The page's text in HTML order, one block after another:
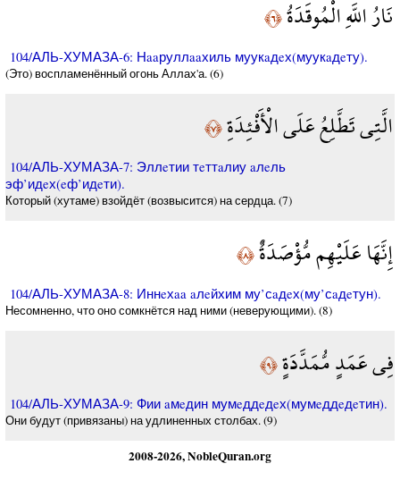
نَارُ اللَّهِ الْمُوقَدَةُ﴿٦﴾
104/АЛЬ-ХУМАЗА-6: Нaaруллaaхиль муукaдeх(муукaдeту).
(Это) воспламенённый огонь Аллах'а. (6)
الَّتِي تَطَّلِعُ عَلَى الْأَفْئِدَةِ﴿٧﴾
104/АЛЬ-ХУМАЗА-7: Эллeтии тeттaлиу aлeль
эф’идeх(eф’идeти).
Который (хутаме) взойдёт (возвысится) на сердца. (7)
إِنَّهَا عَلَيْهِم مُّؤْصَدَةٌ﴿٨﴾
104/АЛЬ-ХУМАЗА-8: Иннeхaa aлeйхим му’сaдeх(му’сaдeтун).
Несомненно, что оно сомкнётся над ними (неверующими). (8)
فِي عَمَدٍ مُّمَدَّدَةٍ﴿٩﴾
104/АЛЬ-ХУМАЗА-9: Фии aмeдин мумeддeдeх(мумeддeдeтин).
Они будут (привязаны) на удлиненных столбах. (9)
2008-2026, NobleQuran.org